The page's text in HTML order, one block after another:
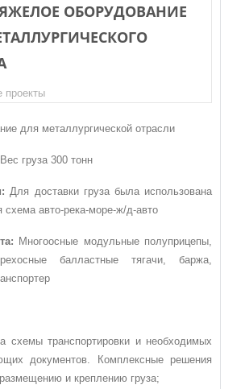
ОБОРУДОВАНИЕ
проекты
для металлургической отрасли
Вес груза 300 тонн
Для доставки груза была использована
схема авто-река-море-ж/д-авто
Многоосные модульные полуприцепы,
балластные тягачи, баржа,
схемы транспортировки и необходимых
документов. Комплексные решения
размещению и креплению груза;